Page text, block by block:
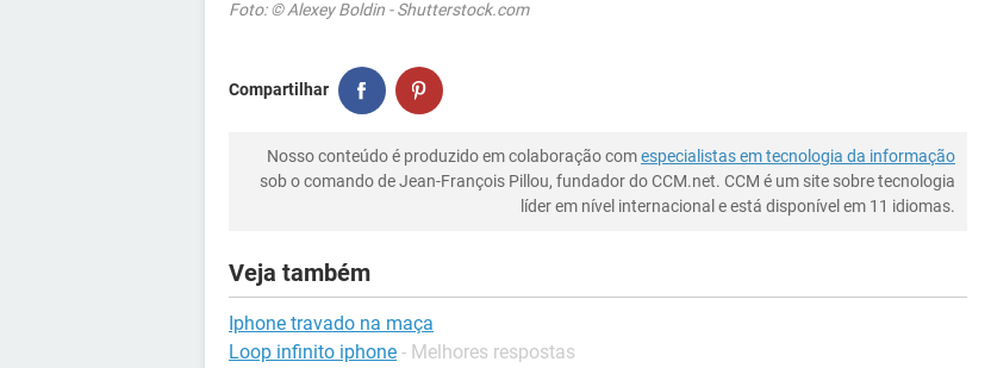
Foto: © Alexey Boldin - Shutterstock.com
Compartilhar
Nosso conteúdo é produzido em colaboração comespecialistas em tecnologia da informação
sob o comando de Jean-François Pillou, fundador do CCM.net. CCM é um site sobre tecnologia
líder em nível internacional e está disponível em 11 idiomas.
Veja também
Iphone travado na maça
Loop infinito iphone - Melhores respostas